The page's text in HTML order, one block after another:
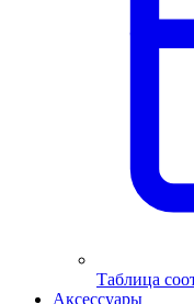
Таблица
Аксессуары